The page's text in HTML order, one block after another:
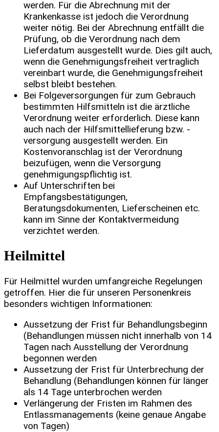
werden. Für die Abrechnung mit der
Krankenkasse ist jedoch die Verordnung
weiter nötig. Bei der Abrechnung entfällt die
Prüfung, ob die Verordnung nach dem
Lieferdatum ausgestellt wurde. Dies gilt auch,
wenn die Genehmigungsfreiheit vertraglich
vereinbart wurde, die Genehmigungsfreiheit
selbst bleibt bestehen.
Bei Folgeversorgungen für zum Gebrauch
bestimmten Hilfsmitteln ist die ärztliche
Verordnung weiter erforderlich. Diese kann
auch nach der Hilfsmittellieferung bzw. -
versorgung ausgestellt werden. Ein
Kostenvoranschlag ist der Verordnung
beizufügen, wenn die Versorgung
genehmigungspflichtig ist.
Auf Unterschriften bei
Empfangsbestätigungen,
Beratungsdokumenten, Lieferscheinen etc.
kann im Sinne der Kontaktvermeidung
verzichtet werden.
Heilmittel
Für Heilmittel wurden umfangreiche Regelungen
getroffen. Hier die für unseren Personenkreis
besonders wichtigen Informationen:
Aussetzung der Frist für Behandlungsbeginn
(Behandlungen müssen nicht innerhalb von 14
Tagen nach Ausstellung der Verordnung
begonnen werden
Aussetzung der Frist für Unterbrechung der
Behandlung (Behandlungen können für länger
als 14 Tage unterbrochen werden
Verlängerung der Fristen im Rahmen des
Entlassmanagements (keine genaue Angabe
von Tagen)